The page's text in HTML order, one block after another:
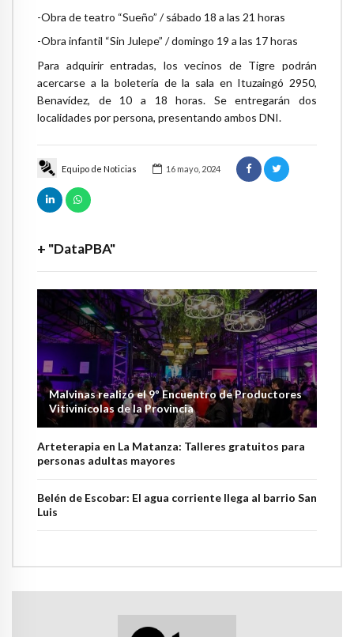
Equipo de Noticias 16 mayo, 2024
+ "DataPBA"
Malvinas realizó el 9º Encuentro de Productores
Vitivinícolas de la Provincia
Arteterapia en La Matanza: Talleres gratuitos para
personas adultas mayores
Belén de Escobar: El agua corriente llega al barrio San
Luis
-Obra de teatro “Sueño” / sábado 18 a las 21 horas
-Obra infantil “Sin Julepe” / domingo 19 a las 17 horas
Para adquirir entradas, los vecinos de Tigre podrán
acercarse a la boletería de la sala en Ituzaingó 2950,
Benavídez, de 10 a 18 horas. Se entregarán dos
localidades por persona, presentando ambos DNI.